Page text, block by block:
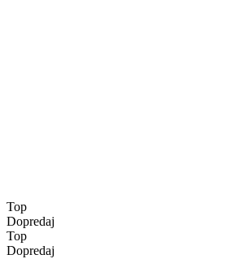
Top
Dopredaj
Top
Dopredaj